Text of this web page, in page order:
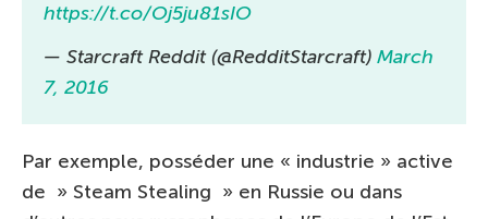
https://t.co/Oj5ju81sIO
— Starcraft Reddit (@RedditStarcraft) March
7, 2016
Par exemple, posséder une « industrie » active
de » Steam Stealing » en Russie ou dans